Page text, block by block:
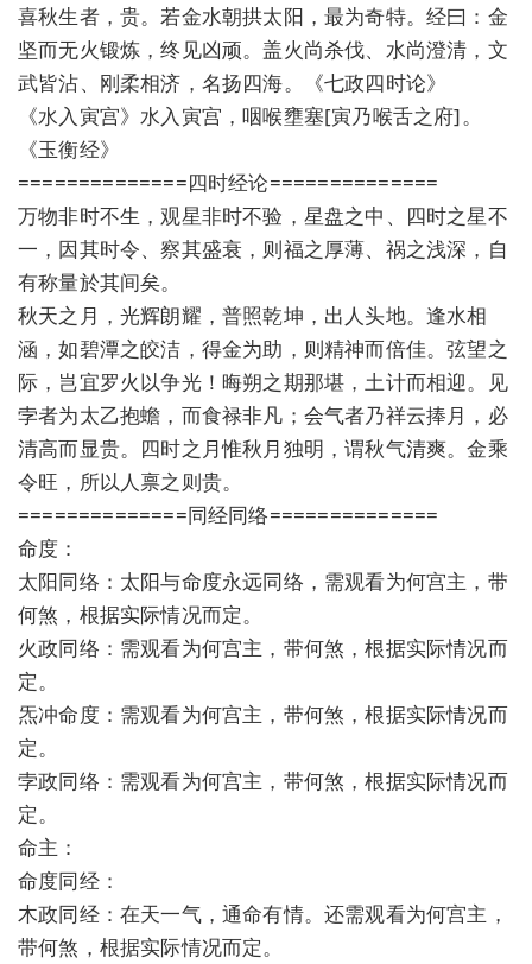
喜秋生者，贵。若金水朝拱太阳，最为奇特。经曰：金
坚而无火锻炼，终见凶顽。盖火尚杀伐、水尚澄清，文
武皆沾、刚柔相济，名扬四海。《七政四时论》
《水入寅宫》水入寅宫，咽喉壅塞[寅乃喉舌之府]。
《玉衡经》
==============四时经论==============
万物非时不生，观星非时不验，星盘之中、四时之星不
一，因其时令、察其盛衰，则福之厚薄、祸之浅深，自
有称量於其间矣。
秋天之月，光辉朗耀，普照乾坤，出人头地。逢水相
涵，如碧潭之皎洁，得金为助，则精神而倍佳。弦望之
际，岂宜罗火以争光！晦朔之期那堪，土计而相迎。见
孛者为太乙抱蟾，而食禄非凡；会气者乃祥云捧月，必
清高而显贵。四时之月惟秋月独明，谓秋气清爽。金乘
令旺，所以人禀之则贵。
==============同经同络==============
命度：
太阳同络：太阳与命度永远同络，需观看为何宫主，带
何煞，根据实际情况而定。
火政同络：需观看为何宫主，带何煞，根据实际情况而
定。
炁冲命度：需观看为何宫主，带何煞，根据实际情况而
定。
孛政同络：需观看为何宫主，带何煞，根据实际情况而
定。
命主：
命度同经：
木政同经：在天一气，通命有情。还需观看为何宫主，
带何煞，根据实际情况而定。